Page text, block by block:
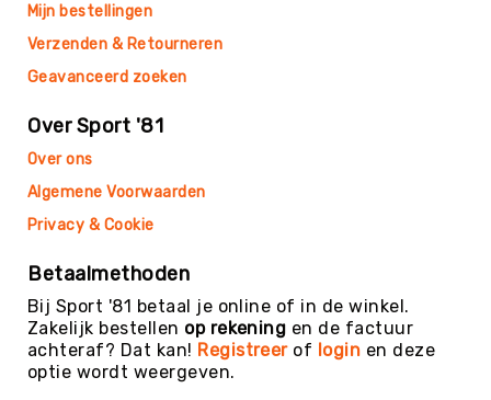
Basketballen
Beachvolleyballen
Floorball
Handballen
&
Korfballen
Rugbyballen
Tennisballen
Mijn bestellingen
Verzenden & Retourneren
Geavanceerd zoeken
Over Sport '81
Over ons
Algemene Voorwaarden
Privacy & Cookie
Betaalmethoden
Bij Sport '81 betaal je online of in de winkel.
Zakelijk bestellen op rekening en de factuur
achteraf? Dat kan! Registreerof login en deze
optie wordt weergeven.